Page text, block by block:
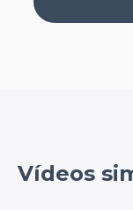
Vídeos